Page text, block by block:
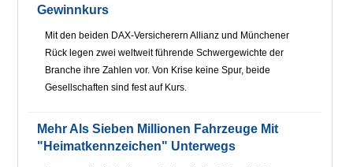
Gewinnkurs
Mit den beiden DAX-Versicherern Allianz und Münchener
Rück legen zwei weltweit führende Schwergewichte der
Branche ihre Zahlen vor. Von Krise keine Spur, beide
Gesellschaften sind fest auf Kurs.
Mehr Als Sieben Millionen Fahrzeuge Mit
"Heimatkennzeichen" Unterwegs